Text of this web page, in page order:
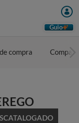
Guio
compra